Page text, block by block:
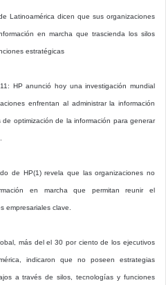
Latinoamérica dicen que sus organizaciones
en marcha que trascienda los silos
estratégicas
HP anunció hoy una investigación mundial
enfrentan al administrar la información
optimización de la información para generar
de HP(1) revela que las organizaciones no
en marcha que permitan reunir el
empresariales clave.
más del el 30 por ciento de los ejecutivos
indicaron que no poseen estrategias
a través de silos, tecnologías y funciones